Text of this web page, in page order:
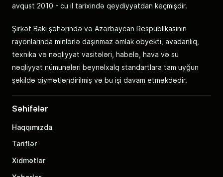
avqust 2010 - cu il tarixində qeydiyyatdan keçmişdir.
Şirkət Bakı şəhərində və Azərbaycan Respublikasının
rayonlarında minlərlə daşınmaz əmlak obyekti, avadanlıq,
texnika və nəqliyyat vasitələri, habelə, hava və su
nəqliyyat nümunələri beynəlxalq standartlara tam uyğun
şəkildə qiymətləndirilmiş və bu işi davam etməkdədir.
Səhifələr
Haqqımızda
Tariflər
Xidmətlər